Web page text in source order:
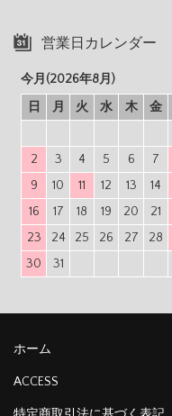
営業日カレンダー
今月(2026年8月)
日
月 火 水 木 金
2
3 4 5 6 7
9
10 11 12 13 14
16
17 18 19 20 21
23
24 25 26 27 28
30
31
ホーム
ACCESS